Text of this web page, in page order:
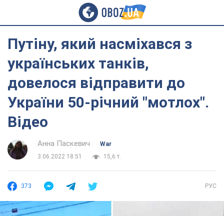
Путіну, який насміхався з
українських танків,
довелося відправити до
України 50-річний "мотлох".
Відео
Анна Паскевич
War
3.06.2022 18:51
15,6 т.
373 РУС